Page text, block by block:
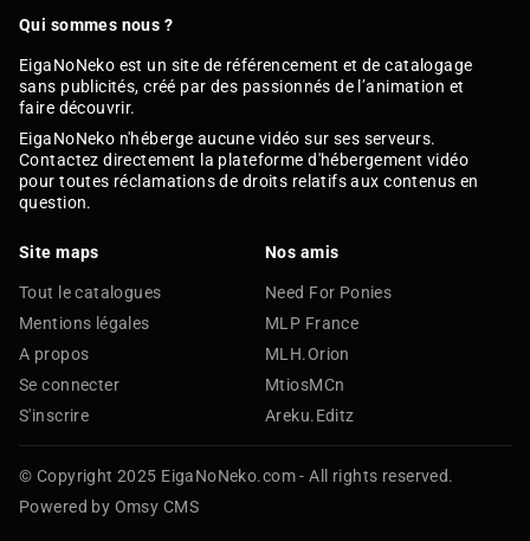
Qui sommes nous ?
EigaNoNeko est un site de référencement et de catalogage
sans publicités, créé par des passionnés de l’animation et
faire découvrir.
EigaNoNeko n'héberge aucune vidéo sur ses serveurs.
Contactez directement la plateforme d'hébergement vidéo
pour toutes réclamations de droits relatifs aux contenus en
question.
Site maps
Tout le catalogues
Mentions légales
A propos
Se connecter
S'inscrire
Nos amis
Need For Ponies
MLP France
MLH.Orion
MtiosMCn
Areku.Editz
© Copyright 2025 EigaNoNeko.com - All rights reserved.
Powered by Omsy CMS